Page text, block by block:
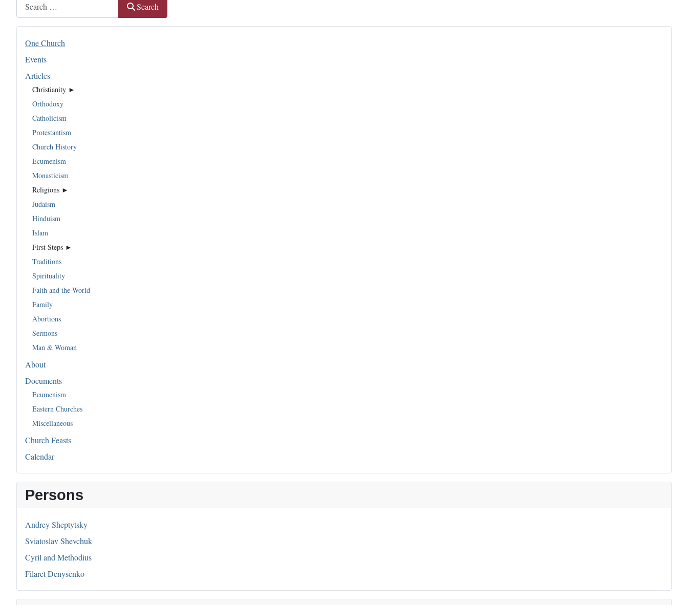
Search
One Church
Events
Articles
Christianity ►
Orthodoxy
Catholicism
Protestantism
Church History
Ecumenism
Monasticism
Religions ►
Judaism
Hinduism
Islam
First Steps ►
Traditions
Spirituality
Faith and the World
Family
Abortions
Sermons
Man & Woman
About
Documents
Ecumenism
Eastern Churches
Miscellaneous
Church Feasts
Calendar
Persons
Andrey Sheptytsky
Sviatoslav Shevchuk
Cyril and Methodius
Filaret Denysenko